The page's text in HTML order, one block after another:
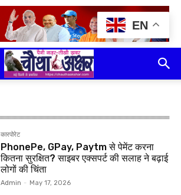
कारपोरेट
PhonePe, GPay, Paytm से पेमेंट करना
कितना सुरक्षित? साइबर एक्सपर्ट की सलाह ने बढ़ाई
लोगों की चिंता
Admin - May 17, 2026
EN